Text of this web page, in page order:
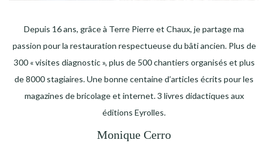
Depuis 16 ans, grâce à Terre Pierre et Chaux, je partage ma
passion pour la restauration respectueuse du bâti ancien. Plus de
300 « visites diagnostic », plus de 500 chantiers organisés et plus
de 8000 stagiaires. Une bonne centaine d’articles écrits pour les
magazines de bricolage et internet. 3 livres didactiques aux
éditions Eyrolles.
Monique Cerro